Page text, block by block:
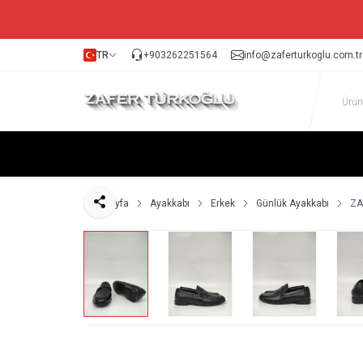
TR +903262251564 info@zaferturkoglu.com.tr
Ana Sayfa Ayakkabı Erkek Günlük Ayakkabı
Paylaş